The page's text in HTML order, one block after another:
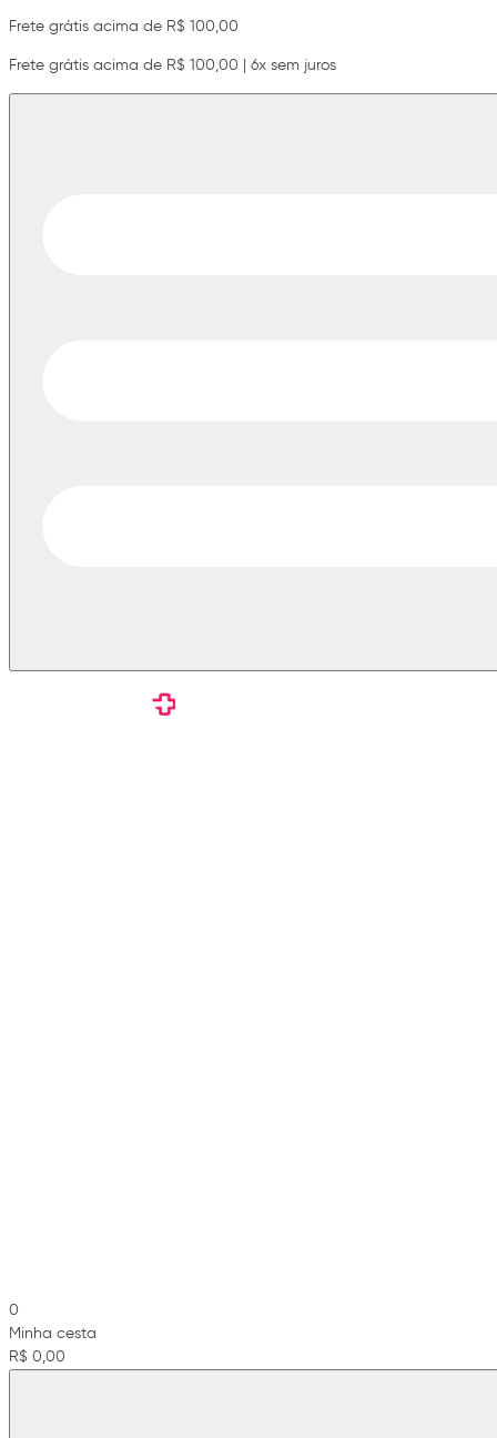
Frete grátis acima de R$ 100,00
Frete grátis acima de R$ 100,00 | 6x sem juros
0
Minha cesta
R$ 0,00